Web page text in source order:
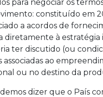
para negociar os
constituído em
a acordos de
diretamente à
ter discutido (ou
ao
ou no destino da
dizer que o País